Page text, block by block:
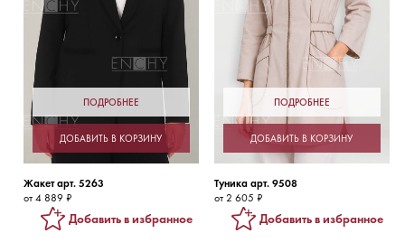
ПОДРОБНЕЕ
ДОБАВИТЬ В КОРЗИНУ
Жакет арт. 5263
от 4 889 ₽
Добавить в избранное
ПОДРОБНЕЕ
ДОБАВИТЬ В КОРЗИНУ
Туника арт. 9508
от 2 605 ₽
Добавить в избранное